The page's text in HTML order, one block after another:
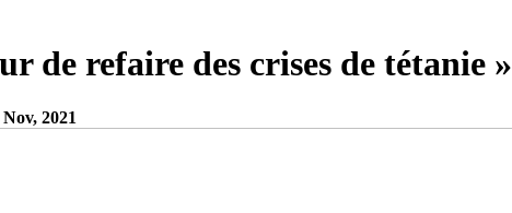
de refaire des crises de tétanie »
Nov, 2021